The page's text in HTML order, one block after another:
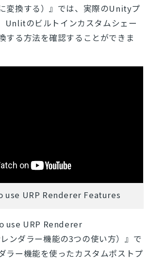
変換する）』では、実際のUnityプ
Unlitのビルトインカスタムシェー
する方法を確認することができま
use URP Renderer Features
use URP Renderer
ンダラー機能の3つの使い方）』で
ラー機能を使ったカスタムポストプ